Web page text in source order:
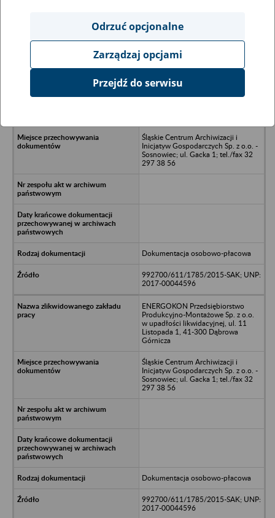
Ukryj wszystkie pozycje bazy
GREENBET POLSKA S.A. w
Śląskie Centrum Archiwizacji i
Inicjatyw Gospodarczych Sp. z o.o. -
Sosnowiec; ul. Gacka 1; tel./fax 32
297 38 56
Dokumentacja osobowo-płacowa
992700/611/1785/2015-SAK; UNP:
2017-00044596
ENERGOKON Przedsiębiorstwo
Produkcyjno-Montażowe Sp. z o.o.
w upadłości likwidacyjnej, ul. 11
Listopada 1, 41-300 Dąbrowa
Górnicza
Śląskie Centrum Archiwizacji i
Inicjatyw Gospodarczych Sp. z o.o. -
Sosnowiec; ul. Gacka 1; tel./fax 32
297 38 56
Dokumentacja osobowo-płacowa
992700/611/1785/2015-SAK; UNP:
2017-00044596
Odrzuć opcjonalne
Zarządzaj opcjami
Przejdź do serwisu